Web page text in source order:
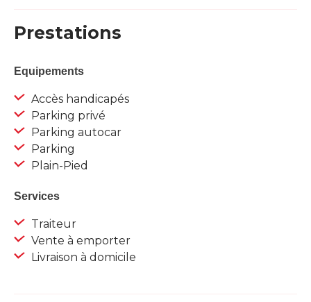
Prestations
Equipements
Accès handicapés
Parking privé
Parking autocar
Parking
Plain-Pied
Services
Traiteur
Vente à emporter
Livraison à domicile